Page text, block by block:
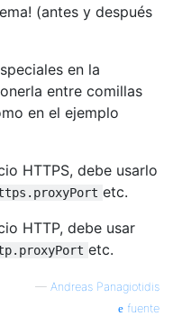
(antes y después
en la
entre comillas
en el ejemplo
HTTPS, debe usarlo
etc.
HTTP, debe usar
etc.
— Andreas Panagiotidis
fuente